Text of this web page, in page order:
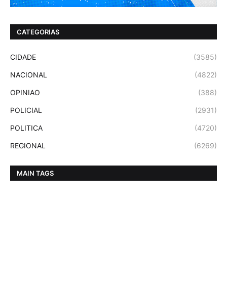
CATEGORIAS
CIDADE (3585)
NACIONAL (4822)
OPINIAO (388)
POLICIAL (2931)
POLITICA (4720)
REGIONAL (6269)
MAIN TAGS